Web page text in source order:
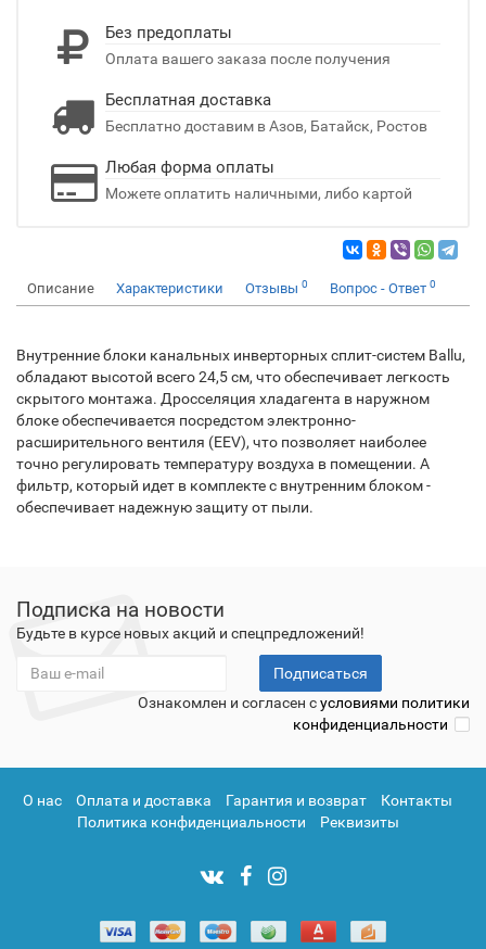
Без предоплаты
Оплата вашего заказа после получения
Бесплатная доставка
Бесплатно доставим в Азов, Батайск, Ростов
Любая форма оплаты
Можете оплатить наличными, либо картой
Описание Характеристики Отзывы 0 Вопрос - Ответ 0
Внутренние блоки канальных инверторных сплит-систем Ballu,
обладают высотой всего 24,5 см, что обеспечивает легкость
скрытого монтажа. Дросселяция хладагента в наружном
блоке обеспечивается посредстом электронно-
расширительного вентиля (EEV), что позволяет наиболее
точно регулировать температуру воздуха в помещении. А
фильтр, который идет в комплекте с внутренним блоком -
обеспечивает надежную защиту от пыли.
Подписка на новости
Будьте в курсе новых акций и спецпредложений!
Подписаться
Ознакомлен и согласен сусловиями политики
конфиденциальности
О нас Оплата и доставка Гарантия и возврат
Контакты
Политика конфиденциальности
Реквизиты